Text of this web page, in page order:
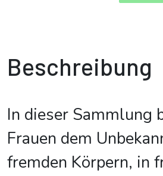
Beschreibung
In dieser Sammlung
Frauen dem
fremden Körpern, in